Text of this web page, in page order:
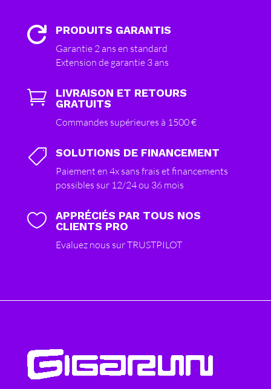
 PRODUITS GARANTIS
Garantie 2 ans en standard
Extension de garantie 3 ans

LIVRAISON ET RETOURS
GRATUITS
Commandes supérieures à 1500 €
 SOLUTIONS DE FINANCEMENT
Paiement en 4x sans frais et financements
possibles sur 12/24 ou 36 mois

APPRÉCIÉS PAR TOUS NOS
CLIENTS PRO
Evaluez nous sur TRUSTPILOT